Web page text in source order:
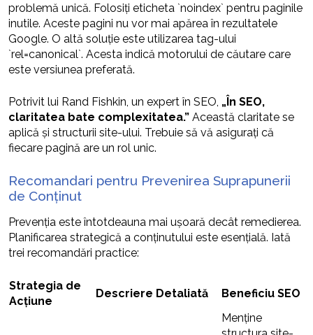
problemă unică. Folosiți eticheta `noindex` pentru paginile
inutile. Aceste pagini nu vor mai apărea în rezultatele
Google. O altă soluție este utilizarea tag-ului
`rel=canonical`. Acesta indică motorului de căutare care
este versiunea preferată.
Potrivit lui Rand Fishkin, un expert în SEO, „În SEO,
claritatea bate complexitatea.” Această claritate se
aplică și structurii site-ului. Trebuie să vă asigurați că
fiecare pagină are un rol unic.
Recomandari pentru Prevenirea Suprapunerii
de Conținut
Prevenția este întotdeauna mai ușoară decât remedierea.
Planificarea strategică a conținutului este esențială. Iată
trei recomandări practice:
Strategia de
Acțiune
Descriere Detaliată Beneficiu SEO
Menține